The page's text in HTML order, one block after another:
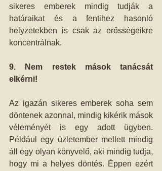
sikeres emberek mindig tudják a
határaikat és a fentihez hasonló
helyzetekben is csak az erősségeikre
koncentrálnak.
9. Nem restek mások tanácsát
elkérni!
Az igazán sikeres emberek soha sem
döntenek azonnal, mindig kikérik mások
véleményét is egy adott ügyben.
Például egy üzletember mellett mindig
áll egy olyan könyvelő, aki mindig tudja,
hogy mi a helyes döntés. Éppen ezért